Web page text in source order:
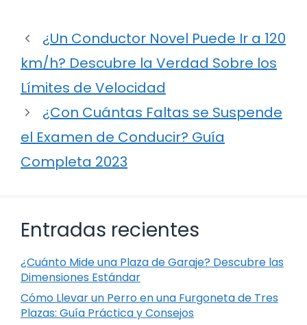
¿Un Conductor Novel Puede Ir a 120
km/h? Descubre la Verdad Sobre los
Límites de Velocidad
¿Con Cuántas Faltas se Suspende
el Examen de Conducir? Guía
Completa 2023
Entradas recientes
¿Cuánto Mide una Plaza de Garaje? Descubre las
Dimensiones Estándar
Cómo Llevar un Perro en una Furgoneta de Tres
Plazas: Guía Práctica y Consejos